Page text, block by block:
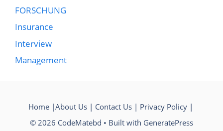
FORSCHUNG
Insurance
Interview
Management
Home|About Us| Contact Us| Privacy Policy|
© 2026 CodeMatebd • Built with GeneratePress